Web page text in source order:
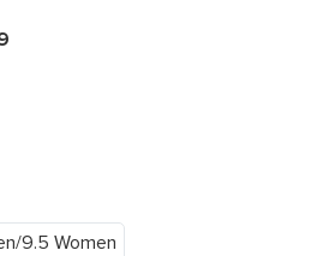
9.5 Women